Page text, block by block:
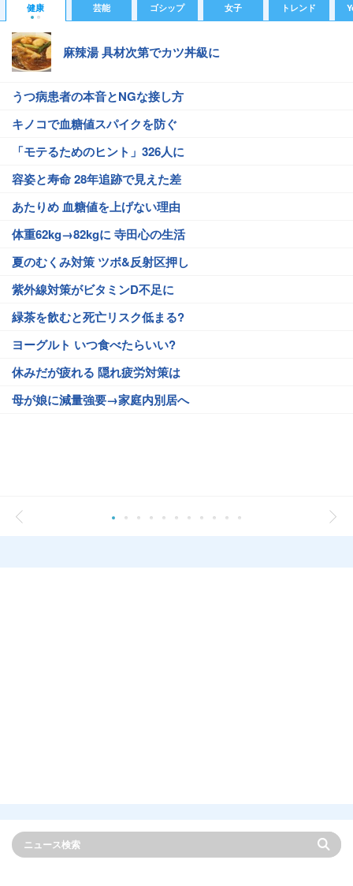
健康 芸能 ゴシップ 女子 トレンド
麻辣湯 具材次第でカツ丼級に
うつ病患者の本音とNGな接し方
キノコで血糖値スパイクを防ぐ
「モテるためのヒント」326人に
容姿と寿命 28年追跡で見えた差
あたりめ 血糖値を上げない理由
体重62kg→82kgに 寺田心の生活
夏のむくみ対策 ツボ&反射区押し
紫外線対策がビタミンD不足に
緑茶を飲むと死亡リスク低まる?
ヨーグルト いつ食べたらいい?
休みだが疲れる 隠れ疲労対策は
母が娘に減量強要→家庭内別居へ